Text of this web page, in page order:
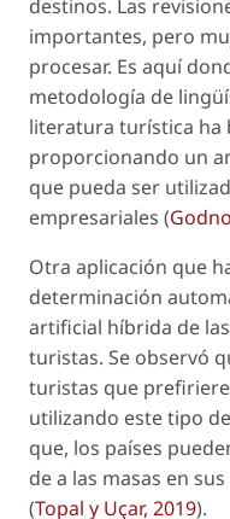
destinos. Las
importantes, pero
procesar. Es aquí
metodología de
literatura turística ha
proporcionando un
que pueda ser
empresariales (
Otra aplicación que
determinación
artificial híbrida de
turistas. Se observó
turistas que
utilizando este tipo
que, los países
de a las masas en
(Topal y Uçar, 2019).